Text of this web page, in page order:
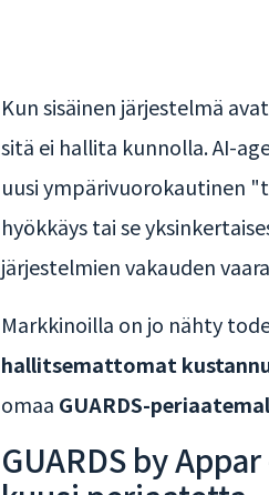
Kun sisäinen järjestelmä
sitä ei hallita kunnolla. AI-
uusi ympärivuorokautinen
hyökkäys tai se
järjestelmien vakauden
Markkinoilla on jo nähty
hallitsemattomat
omaa GUARDS-
GUARDS by